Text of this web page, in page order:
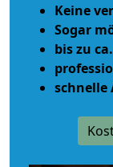
Keine
Sogar
bis zu
schnelle